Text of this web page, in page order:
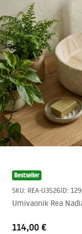
Bestseller
SKU: REA-U3526ID:
Umivaonik Rea
114,00 €